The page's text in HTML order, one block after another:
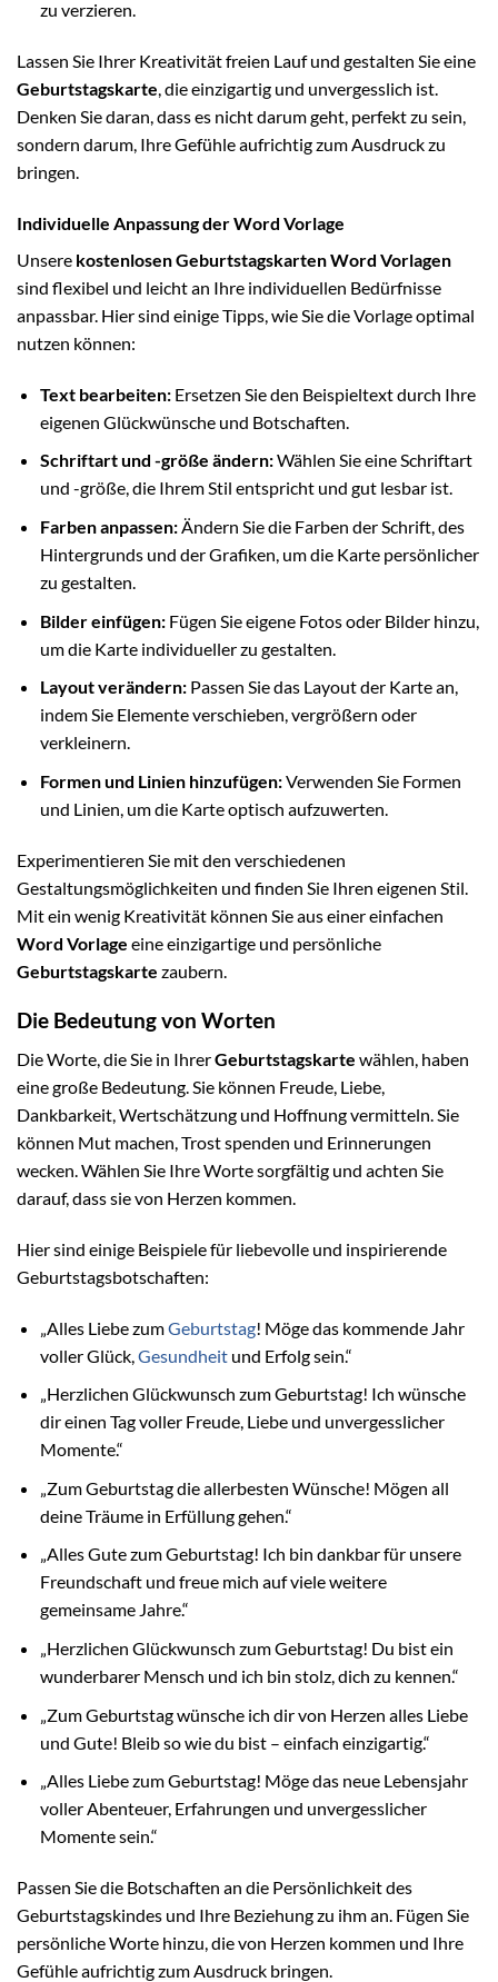
zu verzieren.
Lassen Sie Ihrer Kreativität freien Lauf und gestalten Sie eine
Geburtstagskarte, die einzigartig und unvergesslich ist.
Denken Sie daran, dass es nicht darum geht, perfekt zu sein,
sondern darum, Ihre Gefühle aufrichtig zum Ausdruck zu
bringen.
Individuelle Anpassung der Word Vorlage
Unsere kostenlosen Geburtstagskarten Word Vorlagen
sind flexibel und leicht an Ihre individuellen Bedürfnisse
anpassbar. Hier sind einige Tipps, wie Sie die Vorlage optimal
nutzen können:
Text bearbeiten:Ersetzen Sie den Beispieltext durch Ihre
eigenen Glückwünsche und Botschaften.
Schriftart und -größe ändern:Wählen Sie eine Schriftart
und -größe, die Ihrem Stil entspricht und gut lesbar ist.
Farben anpassen:Ändern Sie die Farben der Schrift, des
Hintergrunds und der Grafiken, um die Karte persönlicher
zu gestalten.
Bilder einfügen:Fügen Sie eigene Fotos oder Bilder hinzu,
um die Karte individueller zu gestalten.
Layout verändern:Passen Sie das Layout der Karte an,
indem Sie Elemente verschieben, vergrößern oder
verkleinern.
Formen und Linien hinzufügen:Verwenden Sie Formen
und Linien, um die Karte optisch aufzuwerten.
Experimentieren Sie mit den verschiedenen
Gestaltungsmöglichkeiten und finden Sie Ihren eigenen Stil.
Mit ein wenig Kreativität können Sie aus einer einfachen
Word Vorlage eine einzigartige und persönliche
Geburtstagskarte zaubern.
Die Bedeutung von Worten
Die Worte, die Sie in IhrerGeburtstagskarte wählen, haben
eine große Bedeutung. Sie können Freude, Liebe,
Dankbarkeit, Wertschätzung und Hoffnung vermitteln. Sie
können Mut machen, Trost spenden und Erinnerungen
wecken. Wählen Sie Ihre Worte sorgfältig und achten Sie
darauf, dass sie von Herzen kommen.
Hier sind einige Beispiele für liebevolle und inspirierende
Geburtstagsbotschaften:
„Alles Liebe zumGeburtstag! Möge das kommende Jahr
voller Glück, Gesundheitund Erfolg sein.“
„Herzlichen Glückwunsch zum Geburtstag! Ich wünsche
dir einen Tag voller Freude, Liebe und unvergesslicher
Momente.“
„Zum Geburtstag die allerbesten Wünsche! Mögen all
deine Träume in Erfüllung gehen.“
„Alles Gute zum Geburtstag! Ich bin dankbar für unsere
Freundschaft und freue mich auf viele weitere
gemeinsame Jahre.“
„Herzlichen Glückwunsch zum Geburtstag! Du bist ein
wunderbarer Mensch und ich bin stolz, dich zu kennen.“
„Zum Geburtstag wünsche ich dir von Herzen alles Liebe
und Gute! Bleib so wie du bist – einfach einzigartig.“
„Alles Liebe zum Geburtstag! Möge das neue Lebensjahr
voller Abenteuer, Erfahrungen und unvergesslicher
Momente sein.“
Passen Sie die Botschaften an die Persönlichkeit des
Geburtstagskindes und Ihre Beziehung zu ihm an. Fügen Sie
persönliche Worte hinzu, die von Herzen kommen und Ihre
Gefühle aufrichtig zum Ausdruck bringen.